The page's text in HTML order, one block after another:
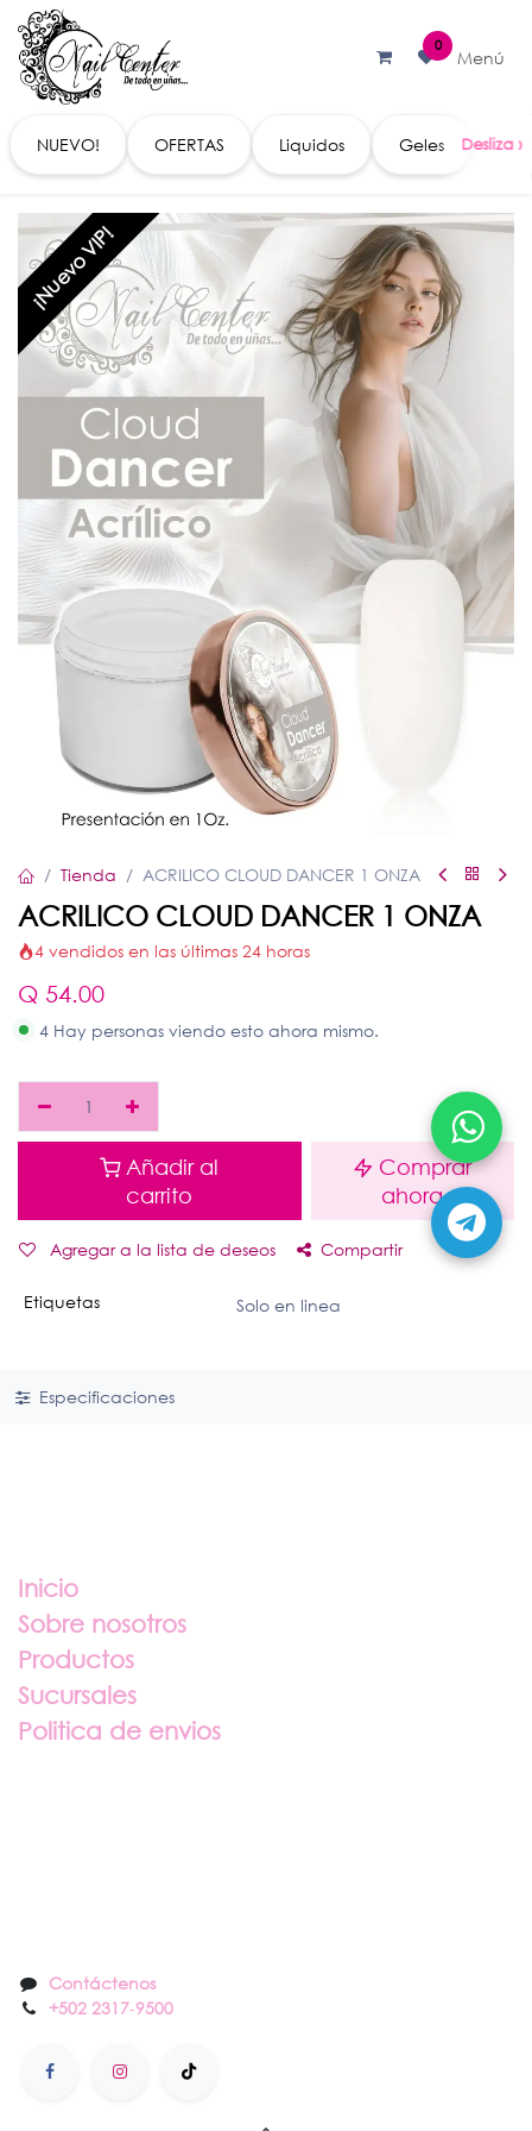
Ir al contenido
0
Menú
NUEVO! OFERTAS Liquidos Geles
¡Nuevo VIP!
Tienda ACRILICO CLOUD DANCER 1 ONZA
ACRILICO CLOUD DANCER 1 ONZA
4 vendidos en las últimas 24 horas
Q 54.00
4 Hay personas viendo esto ahora mismo.
Añadir al
carrito
Comprar
ahora
Agregar a la lista de deseos Compartir
Etiquetas Solo en linea
Especificaciones
Inicio
Sobre nosotros
Productos
Sucursales
Politica de envios
Contáctenos
+502 2317-9500